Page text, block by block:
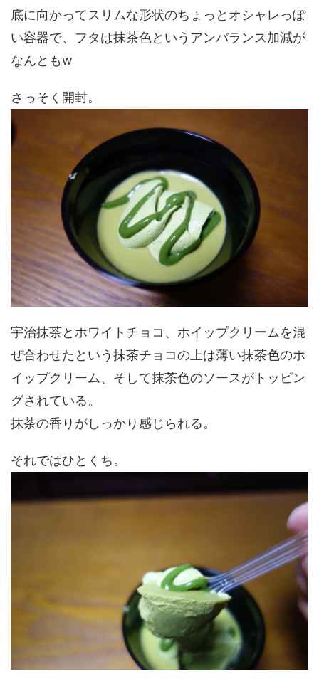
底に向かってスリムな形状のちょっとオシャレっぽ
い容器で、フタは抹茶色というアンバランス加減が
なんともw
さっそく開封。
宇治抹茶とホワイトチョコ、ホイップクリームを混
ぜ合わせたという抹茶チョコの上は薄い抹茶色のホ
イップクリーム、そして抹茶色のソースがトッピン
グされている。
抹茶の香りがしっかり感じられる。
それではひとくち。